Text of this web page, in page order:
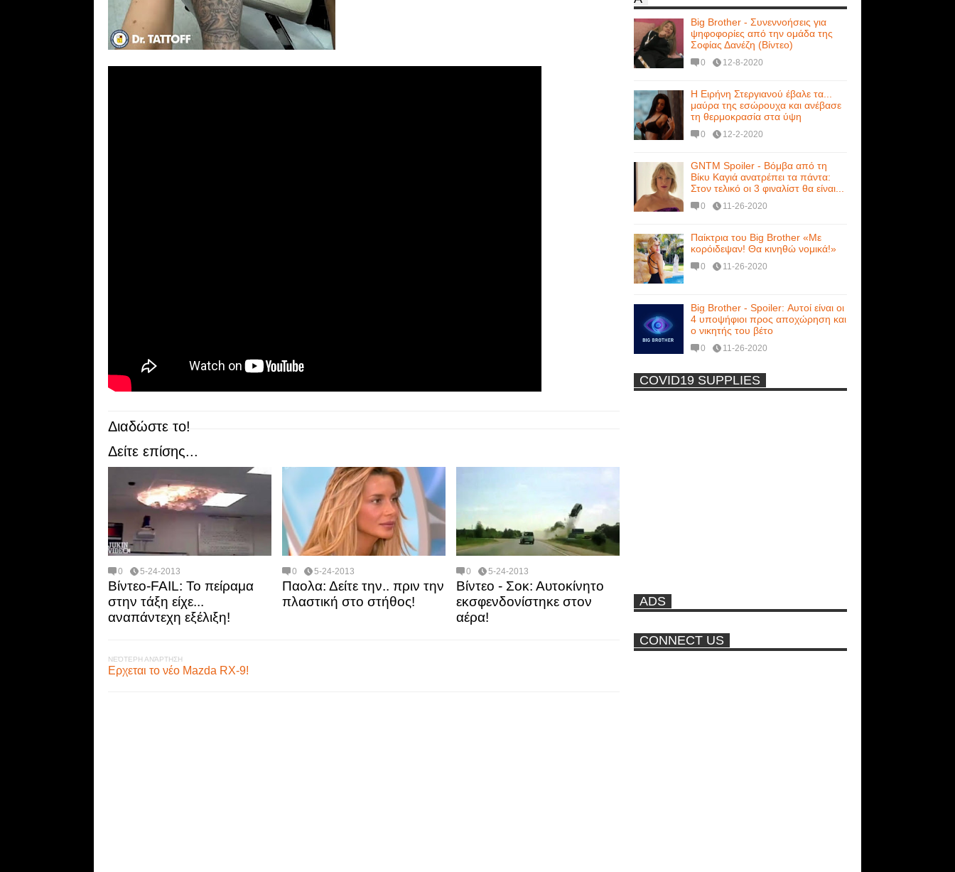
Διαδώστε το!
Δείτε επίσης...
0 5-24-2013
Βίντεο-FAIL: Το πείραμα
στην τάξη είχε...
αναπάντεχη εξέλιξη!
0 5-24-2013
Παολα: Δείτε την.. πριν την
πλαστική στο στήθος!
0 5-24-2013
Βίντεο - Σοκ: Αυτοκίνητο
εκσφενδονίστηκε στον
αέρα!
ΝΕΌΤΕΡΗ ΑΝΆΡΤΗΣΗ
Ερχεται το νέο Mazda RX-9!
Big Brother - Συνεννοήσεις για
ψηφοφορίες από την ομάδα της
Σοφίας Δανέζη (Βίντεο)
0 12-8-2020
Η Ειρήνη Στεργιανού έβαλε τα...
μαύρα της εσώρουχα και ανέβασε
τη θερμοκρασία στα ύψη
0 12-2-2020
GNTM Spoiler - Βόμβα από τη
Βίκυ Καγιά ανατρέπει τα πάντα:
Στον τελικό οι 3 φιναλίστ θα είναι...
0 11-26-2020
Παίκτρια του Big Brother «Με
κορόιδεψαν! Θα κινηθώ νομικά!»
0 11-26-2020
Big Brother - Spoiler: Αυτοί είναι οι
4 υποψήφιοι προς αποχώρηση και
ο νικητής του βέτο
0 11-26-2020
Η Εύα Λάσκαρη Γυμνή Στο
-
COVID19 SUPPLIES
ADS
CONNECT US